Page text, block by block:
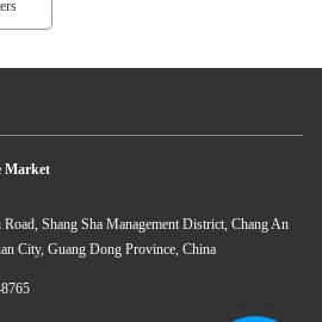
Market
Shang Sha Management District, Chang An
City, Guang Dong Province, China